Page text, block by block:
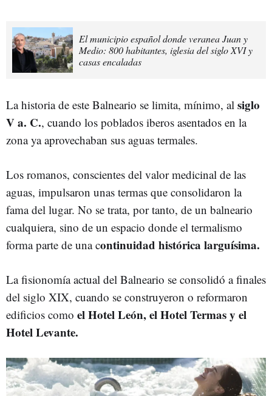
El municipio español donde veranea Juan y
Medio: 800 habitantes, iglesia del siglo XVI y
casas encaladas
La historia de este Balneario se limita, mínimo, al siglo
V a. C., cuando los poblados iberos asentados en la
zona ya aprovechaban sus aguas termales.
Los romanos, conscientes del valor medicinal de las
aguas, impulsaron unas termas que consolidaron la
fama del lugar. No se trata, por tanto, de un balneario
cualquiera, sino de un espacio donde el termalismo
forma parte de una continuidad histórica larguísima.
La fisionomía actual del Balneario se consolidó a finales
del siglo XIX, cuando se construyeron o reformaron
edificios como el Hotel León, el Hotel Termas y el
Hotel Levante.